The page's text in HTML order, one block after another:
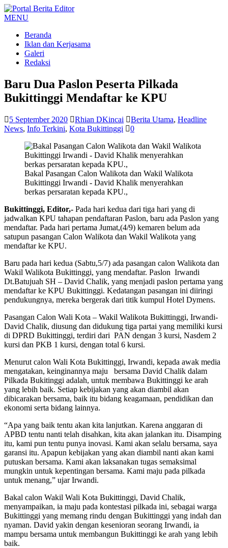
MENU
Beranda
Iklan dan Kerjasama
Galeri
Redaksi
Baru Dua Paslon Peserta Pilkada
Bukittinggi Mendaftar ke KPU
5 September 2020 Rhian DKincai Berita Utama, Headline
News, Info Terkini, Kota Bukittinggi 0
Bakal Pasangan Calon Walikota dan Wakil Walikota
Bukittinggi Irwandi - David Khalik menyerahkan
berkas persaratan kepada KPU.,
Bukittinggi, Editor,- Pada hari kedua dari tiga hari yang di
jadwalkan KPU tahapan pendaftaran Paslon, baru ada Paslon yang
mendaftar. Pada hari pertama Jumat,(4/9) kemaren belum ada
satupun pasangan Calon Walikota dan Wakil Walikota yang
mendaftar ke KPU.
Baru pada hari kedua (Sabtu,5/7) ada pasangan calon Walikota dan
Wakil Walikota Bukittinggi, yang mendaftar. Paslon Irwandi
Dt.Batujuah SH – David Chalik, yang menjadi paslon pertama yang
mendaftar ke KPU Bukittinggi. Kedatangan pasangan ini diiringi
pendukungnya, mereka bergerak dari titik kumpul Hotel Dymens.
Pasangan Calon Wali Kota – Wakil Walikota Bukittinggi, Irwandi-
David Chalik, diusung dan didukung tiga partai yang memiliki kursi
di DPRD Bukittinggi, terdiri dari PAN dengan 3 kursi, Nasdem 2
kursi dan PKB 1 kursi, dengan total 6 kursi.
Menurut calon Wali Kota Bukittinggi, Irwandi, kepada awak media
mengatakan, keinginannya maju bersama David Chalik dalam
Pilkada Bukitinggi adalah, untuk membawa Bukittinggi ke arah
yang lebih baik. Setiap kebijakan yang akan diambil akan
dibicarakan bersama, baik itu bidang keagamaan, pendidikan dan
ekonomi serta bidang lainnya.
“Apa yang baik tentu akan kita lanjutkan. Karena anggaran di
APBD tentu nanti telah disahkan, kita akan jalankan itu. Disamping
itu, kami pun tentu punya inovasi. Kami akan selalu bersama, saya
garansi itu. Apapun kebijakan yang akan diambil nanti akan kami
putuskan bersama. Kami akan laksanakan tugas semaksimal
mungkin untuk kepentingan bersama. Kami maju pada pilkada
untuk menang,” ujar Irwandi.
Bakal calon Wakil Wali Kota Bukittinggi, David Chalik,
menyampaikan, ia maju pada kontestasi pilkada ini, sebagai warga
Bukittinggi yang memang rindu dengan Bukittinggi yang indah dan
nyaman. David yakin dengan kesenioran seorang Irwandi, ia
mampu bersama untuk membangun Bukittinggi ke arah yang lebih
baik.